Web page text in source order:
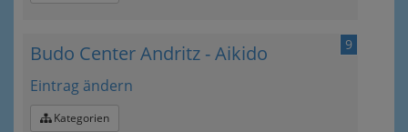
9
Budo Center Andritz - Aikido
Eintrag ändern
Kategorien